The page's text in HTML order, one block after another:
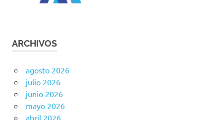
ARCHIVOS
agosto 2026
julio 2026
junio 2026
mayo 2026
abril 2026